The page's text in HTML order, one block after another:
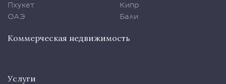
Пхукет
ОАЭ
Кипр
Бали
Коммерческая недвижимость
Услуги